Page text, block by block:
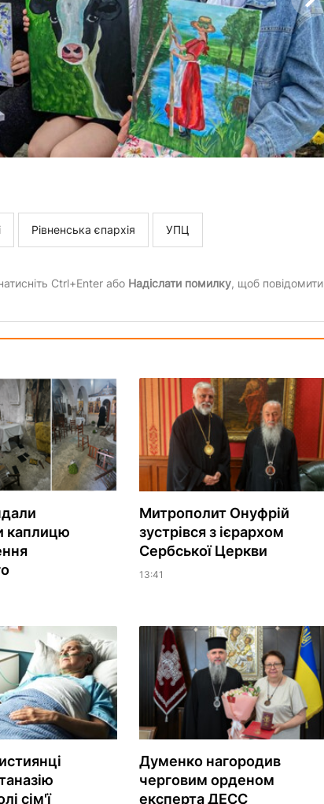
Рівненська єпархія УПЦ
Ctrl+Enter або Надіслати помилку, щоб повідомити
каплицю
Митрополит Онуфрій
зустрівся з ієрархом
Сербської Церкви
13:41
сім'ї
Думенко нагородив
черговим орденом
експерта ДЕСС